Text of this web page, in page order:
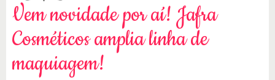
Vem novidade por aí! Jafra
Cosméticos amplia linha de
maquiagem!